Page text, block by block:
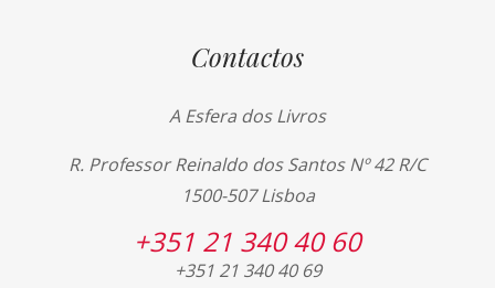
Contactos
A Esfera dos Livros
R. Professor Reinaldo dos Santos Nº 42 R/C
1500-507 Lisboa
+351 21 340 40 60
+351 21 340 40 69